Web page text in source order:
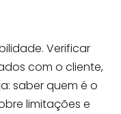
Verificar
com o cliente,
saber quem é o
limitações e